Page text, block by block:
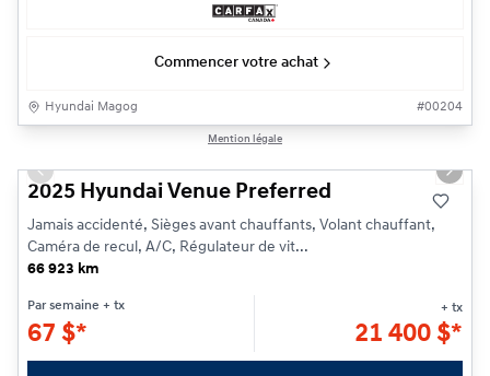
Commencer votre achat
Hyundai Magog #00204
Mention légale
Previous slide Next
2025 Hyundai Venue Preferred
Jamais accidenté, Sièges avant chauffants, Volant chauffant,
Caméra de recul, A/C, Régulateur de vit...
66 923 km
Par semaine + tx
67 $*
+ tx
21 400 $*